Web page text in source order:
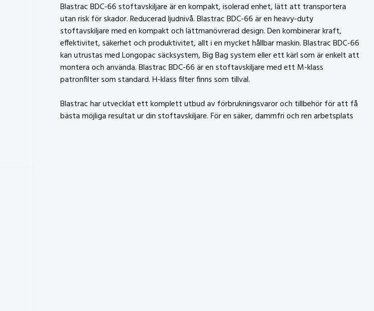
Blastrac BDC-66 stoftavskiljare är en kompakt, isolerad enhet, lätt att transportera
utan risk för skador. Reducerad ljudnivå. Blastrac BDC-66 är en heavy-duty
stoftavskiljare med en kompakt och lättmanövrerad design. Den kombinerar kraft,
effektivitet, säkerhet och produktivitet, allt i en mycket hållbar maskin. Blastrac BDC-66
kan utrustas med Longopac säcksystem, Big Bag system eller ett kärl som är enkelt att
montera och använda. Blastrac BDC-66 är en stoftavskiljare med ett M-klass
patronfilter som standard. H-klass filter finns som tillval.
Blastrac har utvecklat ett komplett utbud av förbrukningsvaror och tillbehör för att få
bästa möjliga resultat ur din stoftavskiljare. För en säker, dammfri och ren arbetsplats